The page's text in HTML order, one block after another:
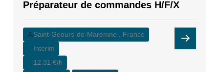
Préparateur de commandes H/F/X
Saint-Geours-de-Maremne , France
Interim
12,31 €/h